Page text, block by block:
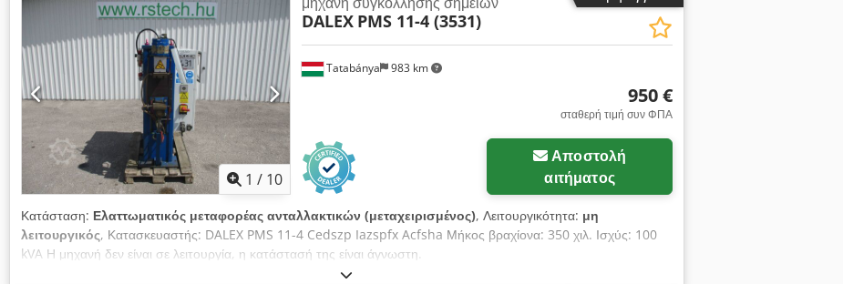
κουτιά με 4 ή 6 γωνίες - Πνευματικό σύστημα ευθυγράμμισης για κουτιά με μικρο-κυματοειδή χαρτόνια και
αυτόματο κλείσιμο - eWON Flexy για κοινή χρήση δεδομένων OPC UA - Καλώδια ασφαλείας για έκτακτη διακοπή -
Σύστημα θερμοκολλητικής συγκόλλησης LAMBERTONI (2 πιστόλια) + πλευρικός δίσκος με δοχείο για κρύα κόλλα
- Επιλογή εγκατάστασης συστήματος κρύας κόλλας ZATOR (4 πιστόλια) χωρίς αντλία και κωδικοποιητή
1 / 10
Tatabánya 983 km
DALEX PMS 11-4 (3531)
950 €
σταθερή τιμή συν ΦΠΑ
Αποστολή
αιτήματος
Κατάσταση: Ελαττωματικός μεταφορέας ανταλλακτικών (μεταχειρισμένος), Λειτουργικότητα: μη
λειτουργικός, Κατασκευαστής: DALEX PMS 11-4 Cedszp Iazspfx Acfsha Μήκος βραχίονα: 350 χιλ. Ισχύς: 100
kVA Η μηχανή δεν είναι σε λειτουργία, η κατάστασή της είναι άγνωστη.